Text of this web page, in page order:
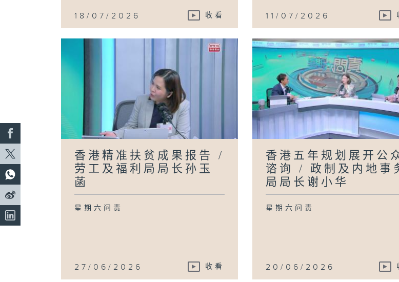
18/07/2026 收看 11/07/2026
香港精准扶贫成果报告 /
劳工及福利局局长孙玉
菡
星期六问责
27/06/2026 收看
香港五年规划展开公
谘询 / 政制及内地事
局局长谢小华
星期六问责
20/06/2026